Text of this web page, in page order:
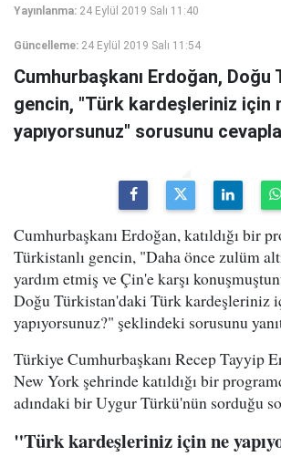
Yayınlanma: 24 Eylül 2019 Salı 11:40
Güncelleme: 24 Eylül 2019 Salı 11:54
Cumhurbaşkanı Erdoğan, Doğu
gencin, "Türk kardeşleriniz için
yapıyorsunuz" sorusunu
Cumhurbaşkanı Erdoğan, katıldığı bir
Türkistanlı gencin, "Daha önce zulüm
yardım etmiş ve Çin'e karşı
Doğu Türkistan'daki Türk kardeşleriniz
yapıyorsunuz?" şeklindeki sorusunu
Türkiye Cumhurbaşkanı Recep Tayyip
New York şehrinde katıldığı bir
adındaki bir Uygur Türkü'nün sorduğu
"Türk kardeşleriniz için ne